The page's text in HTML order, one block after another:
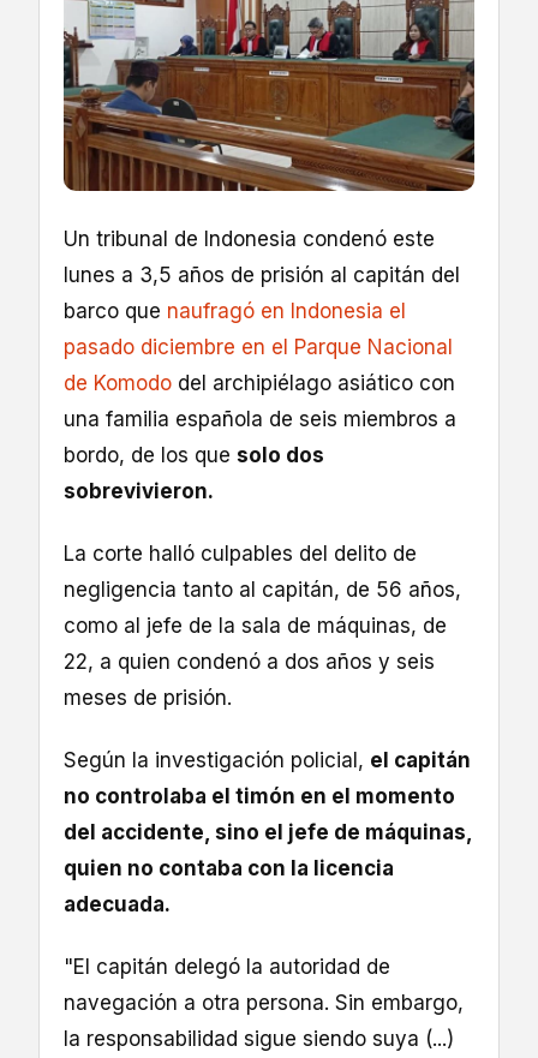
Un tribunal de Indonesia condenó este
lunes a 3,5 años de prisión al capitán del
barco que naufragó en Indonesia el
pasado diciembre en el Parque Nacional
de Komodo del archipiélago asiático con
una familia española de seis miembros a
bordo, de los que solo dos
sobrevivieron.
La corte halló culpables del delito de
negligencia tanto al capitán, de 56 años,
como al jefe de la sala de máquinas, de
22, a quien condenó a dos años y seis
meses de prisión.
Según la investigación policial, el capitán
no controlaba el timón en el momento
del accidente, sino el jefe de máquinas,
quien no contaba con la licencia
adecuada.
"El capitán delegó la autoridad de
navegación a otra persona. Sin embargo,
la responsabilidad sigue siendo suya (...)